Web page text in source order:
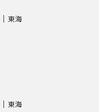
東海
東海